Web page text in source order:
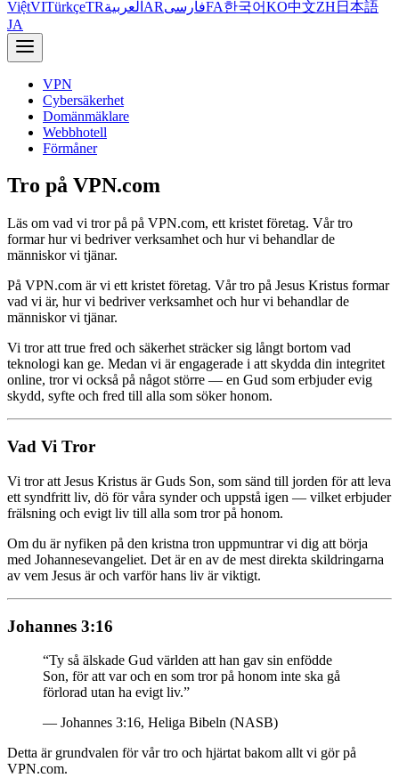
ViệtVITürkçeTRالعربية ARفارسیFA한국어KO中文ZH 日本語
JA
VPN
Cybersäkerhet
Domänmäklare
Webbhotell
Förmåner
Tro på VPN.com
Läs om vad vi tror på på VPN.com, ett kristet företag. Vår tro
formar hur vi bedriver verksamhet och hur vi behandlar de
människor vi tjänar.
På VPN.com är vi ett kristet företag. Vår tro på Jesus Kristus formar
vad vi är, hur vi bedriver verksamhet och hur vi behandlar de
människor vi tjänar.
Vi tror att true fred och säkerhet sträcker sig långt bortom vad
teknologi kan ge. Medan vi är engagerade i att skydda din integritet
online, tror vi också på något större — en Gud som erbjuder evig
skydd, syfte och fred till alla som söker honom.
Vad Vi Tror
Vi tror att Jesus Kristus är Guds Son, som sänd till jorden för att leva
ett syndfritt liv, dö för våra synder och uppstå igen — vilket erbjuder
frälsning och evigt liv till alla som tror på honom.
Om du är nyfiken på den kristna tron uppmuntrar vi dig att börja
med Johannesevangeliet. Det är en av de mest direkta skildringarna
av vem Jesus är och varför hans liv är viktigt.
Johannes 3:16
“Ty så älskade Gud världen att han gav sin enfödde
Son, för att var och en som tror på honom inte ska gå
förlorad utan ha evigt liv.”
— Johannes 3:16, Heliga Bibeln (NASB)
Detta är grundvalen för vår tro och hjärtat bakom allt vi gör på
VPN.com.